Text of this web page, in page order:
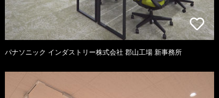
パナソニック インダストリー株式会社 郡山工場 新事務所